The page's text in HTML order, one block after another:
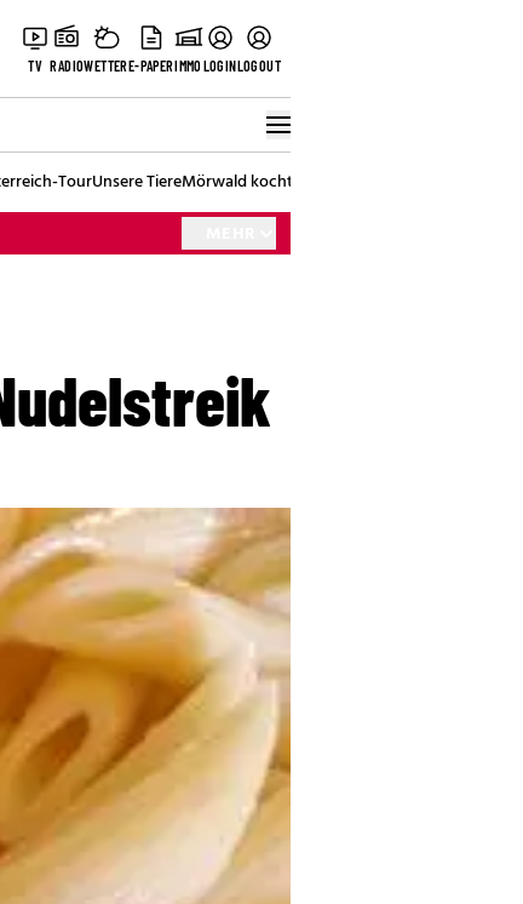
TV RADIOWETTERE-PAPERIMMOLOGINLOGOUT
TourUnsere TiereMörwald kocht